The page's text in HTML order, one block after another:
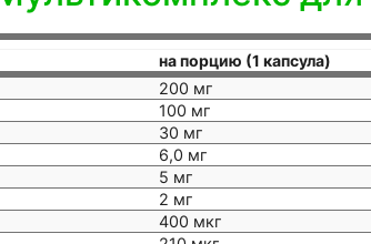
на порцию (1 капсула)
200 мг
100 мг
30 мг
6,0 мг
5 мг
2 мг
400 мкг